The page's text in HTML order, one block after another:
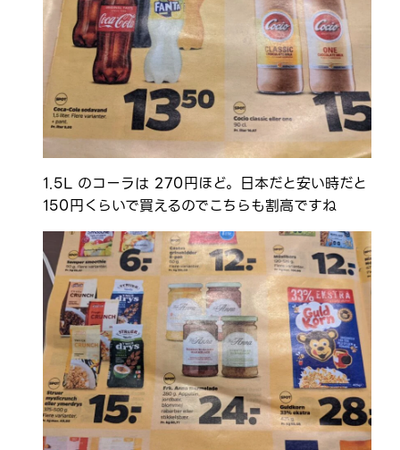
1.5L のコーラは 270円ほど。日本だと安い時だと
150円くらいで買えるのでこちらも割高ですね